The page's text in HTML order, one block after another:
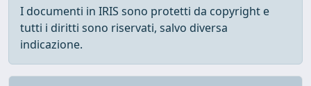
I documenti in IRIS sono protetti da copyright e
tutti i diritti sono riservati, salvo diversa
indicazione.